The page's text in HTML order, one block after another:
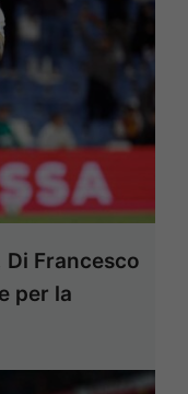
Francesco
per la